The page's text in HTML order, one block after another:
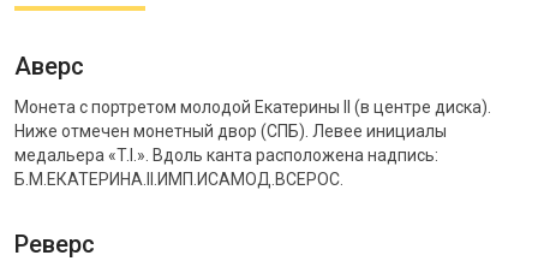
Аверс
Монета с портретом молодой Екатерины II (в центре диска).
Ниже отмечен монетный двор (СПБ). Левее инициалы
медальера «T.I.». Вдоль канта расположена надпись:
Б.М.ЕКАТЕРИНА.II.ИМП.ИСАМОД.ВСЕРОС.
Реверс